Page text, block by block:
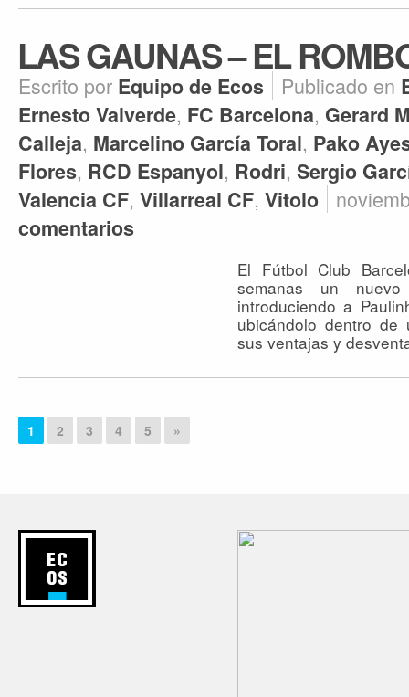
LAS GAUNAS – EL
Escrito por Equipo de Ecos Publicado en
Ernesto Valverde, FC Barcelona, Gerard
Calleja, Marcelino García Toral, Pako
Flores, RCD Espanyol, Rodri, Sergio
Valencia CF, Villarreal CF, Vitolo
comentarios
El Fútbol Club
semanas un
introduciendo a
ubicándolo dentro
sus ventajas y
1 2 3 4 5 »